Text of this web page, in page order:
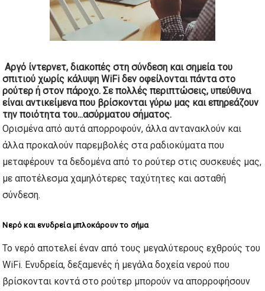
Αργό ίντερνετ, διακοπές στη σύνδεση και σημεία του
σπιτιού χωρίς κάλυψη WiFi δεν οφείλονται πάντα στο
ρούτερ ή στον πάροχο. Σε πολλές περιπτώσεις, υπεύθυνα
είναι αντικείμενα που βρίσκονται γύρω μας και επηρεάζουν
την ποιότητα του...ασύρματου σήματος.
Ορισμένα από αυτά απορροφούν, άλλα αντανακλούν και
άλλα προκαλούν παρεμβολές στα ραδιοκύματα που
μεταφέρουν τα δεδομένα από το ρούτερ στις συσκευές μας,
με αποτέλεσμα χαμηλότερες ταχύτητες και ασταθή
σύνδεση.
Νερό και ενυδρεία μπλοκάρουν το σήμα
Το νερό αποτελεί έναν από τους μεγαλύτερους εχθρούς του
WiFi. Ενυδρεία, δεξαμενές ή μεγάλα δοχεία νερού που
βρίσκονται κοντά στο ρούτερ μπορούν να απορροφήσουν